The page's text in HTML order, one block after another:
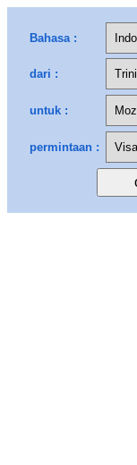
Bahasa :
dari :
untuk :
permintaan :